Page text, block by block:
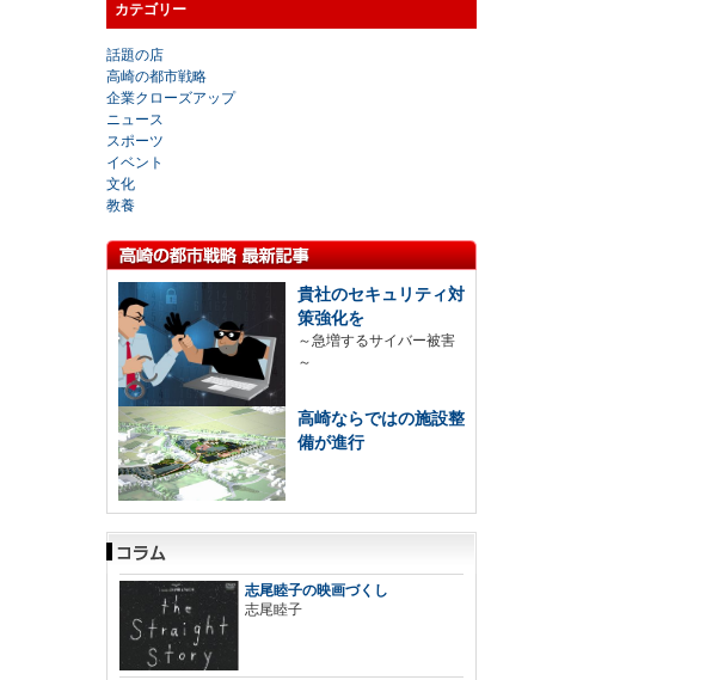
カテゴリー
話題の店
高崎の都市戦略
企業クローズアップ
ニュース
スポーツ
イベント
文化
教養
貴社のセキュリティ対
策強化を
～急増するサイバー被害
～
高崎ならではの施設整
備が進行
志尾睦子の映画づくし
志尾睦子